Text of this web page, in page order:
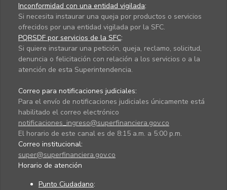
Inconformidad con una entidad vigilada:
Si necesita instaurar una queja por productos o servicios
ofrecidos por una entidad vigilada por la SFC.
PQRSDF por servicios de la SFC:
Si quiere instaurar una petición, queja, reclamo, solicitud,
denuncia o felicitación con relación a los servicios o a la
atención de esta Superintendencia.
Correo para notificaciones judiciales:
Para el envío de notificaciones judiciales únicamente está
habilitado el correo electrónico
notificaciones_ingreso@superfinanciera.gov.co
El horario de este canal es de 8:15 a.m. a 5:00 p.m.
Correo institucional:
super@superfinanciera.gov.co
Horario de atención
Punto Ciudadano: